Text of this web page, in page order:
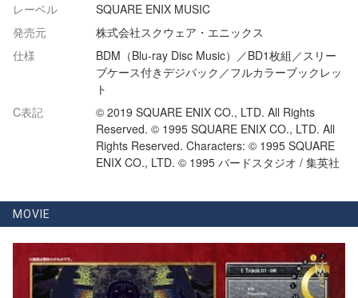
レーベル
SQUARE ENIX MUSIC
発売元
株式会社スクウェア・エニックス
仕様
BDM（Blu-ray Disc Music）／BD1枚組／スリー
ブケース付きデジパック／フルカラーブックレッ
ト
C表記
© 2019 SQUARE ENIX CO., LTD. All Rights
Reserved. © 1995 SQUARE ENIX CO., LTD. All
Rights Reserved. Characters: © 1995 SQUARE
ENIX CO., LTD. © 1995 バードスタジオ / 集英社
MOVIE